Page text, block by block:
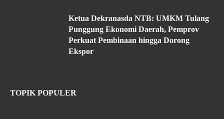
Ketua Dekranasda NTB: UMKM Tulang
Punggung Ekonomi Daerah, Pemprov
Perkuat Pembinaan hingga Dorong
Ekspor
TOPIK POPULER